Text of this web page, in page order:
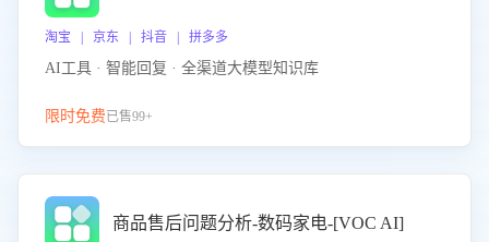
淘宝 | 京东 | 抖音 | 拼多多
AI工具 · 智能回复 · 全渠道大模型知识库
限时免费已售99+
商品售后问题分析-数码家电-[VOC AI]